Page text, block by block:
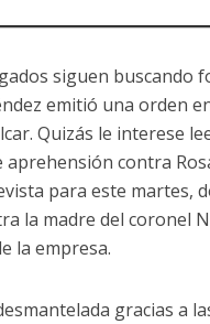
siguen buscando
emitió una orden
Quizás le interese
contra
para este martes,
la madre del coronel
la empresa.
gracias a